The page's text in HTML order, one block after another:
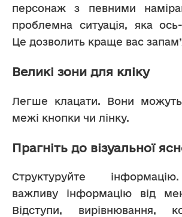
персонаж з певними
проблемна ситуація, яка
Це дозволить краще вас
Великі зони для кліку
Легше клацати. Вони
межі кнопки чи лінку.
Прагніть до візуальної
Структуруйте
важливу інформацію від
Відступи, вирівнювання,